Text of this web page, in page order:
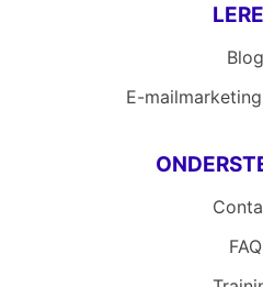
Blog
E-
FAQ